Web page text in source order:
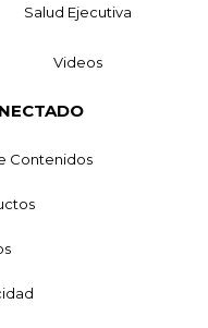
Salud Ejecutiva
Videos
Contenidos